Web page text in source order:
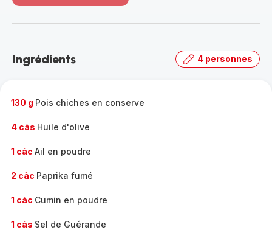
-
gamme
Ingrédients 4 personnes
130 g Pois chiches en conserve
4 càs Huile d'olive
1 càc Ail en poudre
2 càc Paprika fumé
1 càc Cumin en poudre
1 càs Sel de Guérande